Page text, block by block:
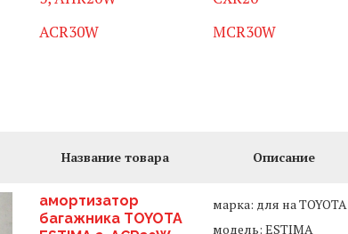
ACR30W
MCR30W
Название товара Описание
амортизатор
багажника TOYOTA
марка: для на TOYOTA
модель: ESTIMA